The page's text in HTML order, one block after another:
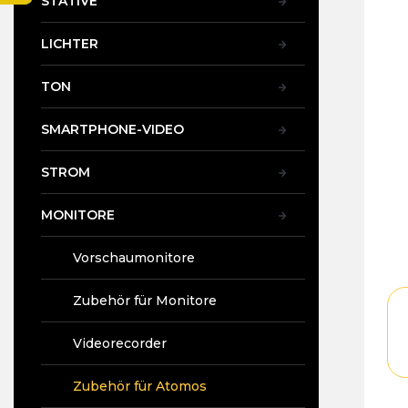
LICHTER
TON
SMARTPHONE-VIDEO
STROM
MONITORE
Vorschaumonitore
Zubehör für Monitore
Videorecorder
Zubehör für Atomos